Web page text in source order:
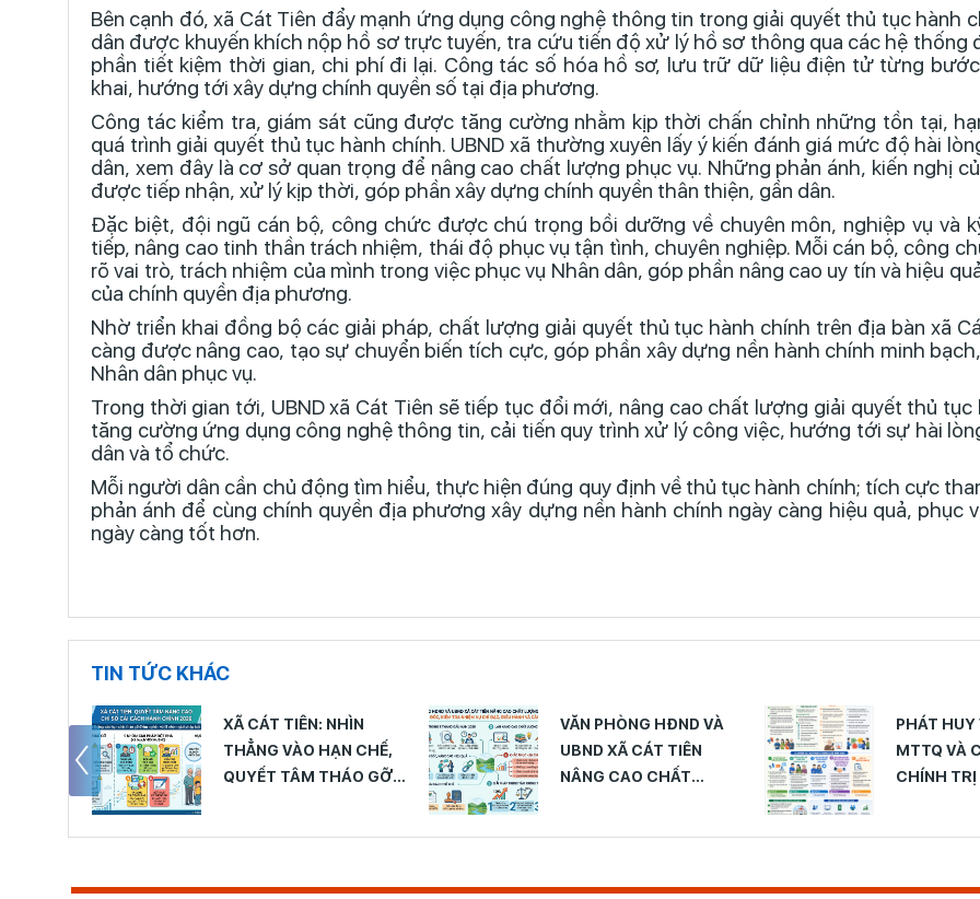
Bên cạnh đó, xã Cát Tiên đẩy mạnh ứng dụng công nghệ thông tin trong giải quyết thủ tục hành
dân được khuyến khích nộp hồ sơ trực tuyến, tra cứu tiến độ xử lý hồ sơ thông qua các hệ thống
phần tiết kiệm thời gian, chi phí đi lại. Công tác số hóa hồ sơ, lưu trữ dữ liệu điện tử từng
khai, hướng tới xây dựng chính quyền số tại địa phương.
Công tác kiểm tra, giám sát cũng được tăng cường nhằm kịp thời chấn chỉnh những tồn tại,
quá trình giải quyết thủ tục hành chính. UBND xã thường xuyên lấy ý kiến đánh giá mức độ hài
dân, xem đây là cơ sở quan trọng để nâng cao chất lượng phục vụ. Những phản ánh, kiến nghị
được tiếp nhận, xử lý kịp thời, góp phần xây dựng chính quyền thân thiện, gần dân.
Đặc biệt, đội ngũ cán bộ, công chức được chú trọng bồi dưỡng về chuyên môn, nghiệp vụ và
tiếp, nâng cao tinh thần trách nhiệm, thái độ phục vụ tận tình, chuyên nghiệp. Mỗi cán bộ, công
rõ vai trò, trách nhiệm của mình trong việc phục vụ Nhân dân, góp phần nâng cao uy tín và hiệu
của chính quyền địa phương.
Nhờ triển khai đồng bộ các giải pháp, chất lượng giải quyết thủ tục hành chính trên địa bàn xã
càng được nâng cao, tạo sự chuyển biến tích cực, góp phần xây dựng nền hành chính minh
Nhân dân phục vụ.
Trong thời gian tới, UBND xã Cát Tiên sẽ tiếp tục đổi mới, nâng cao chất lượng giải quyết thủ tục
tăng cường ứng dụng công nghệ thông tin, cải tiến quy trình xử lý công việc, hướng tới sự hài
dân và tổ chức.
Mỗi người dân cần chủ động tìm hiểu, thực hiện đúng quy định về thủ tục hành chính; tích cực
phản ánh để cùng chính quyền địa phương xây dựng nền hành chính ngày càng hiệu quả, phục
ngày càng tốt hơn.
TIN TỨC KHÁC
TIÊN: NHÌN
VÀO HẠN CHẾ,
TÂM THÁO GỠ
ĐỂ NÂNG
VĂN PHÒNG HĐND VÀ
UBND XÃ CÁT TIÊN
NÂNG CAO CHẤT
PHÁT HUY VAI TRÒ CỦA
MTTQ VÀ CÁC TỔ CHỨC
CHÍNH TRỊ - XÃ HỘI
TRONG TUYÊN TRUYỀN,
XÃ